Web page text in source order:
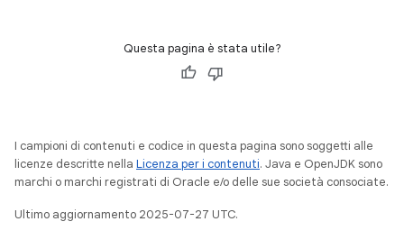
Questa pagina è stata utile?
I campioni di contenuti e codice in questa pagina sono soggetti alle
licenze descritte nella Licenza per i contenuti. Java e OpenJDK sono
marchi o marchi registrati di Oracle e/o delle sue società consociate.
Ultimo aggiornamento 2025-07-27 UTC.